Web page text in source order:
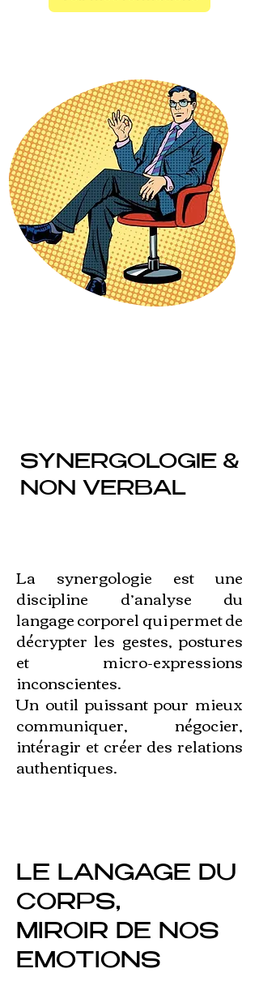
SYNERGOLOGIE &
NON VERBAL
La synergologie est une
discipline d’analyse du
langage corporel qui permet de
décrypter les gestes, postures
et micro-expressions
inconscientes.
Un outil puissant pour mieux
communiquer, négocier,
intéragir et créer des relations
authentiques.
LE LANGAGE DU
CORPS,
MIROIR DE NOS
EMOTIONS